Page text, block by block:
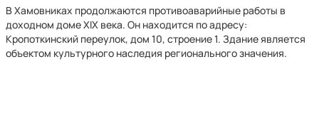
В Хамовниках продолжаются противоаварийные работы в
доходном доме XIX века. Он находится по адресу:
Кропоткинский переулок, дом 10, строение 1. Здание является
объектом культурного наследия регионального значения.